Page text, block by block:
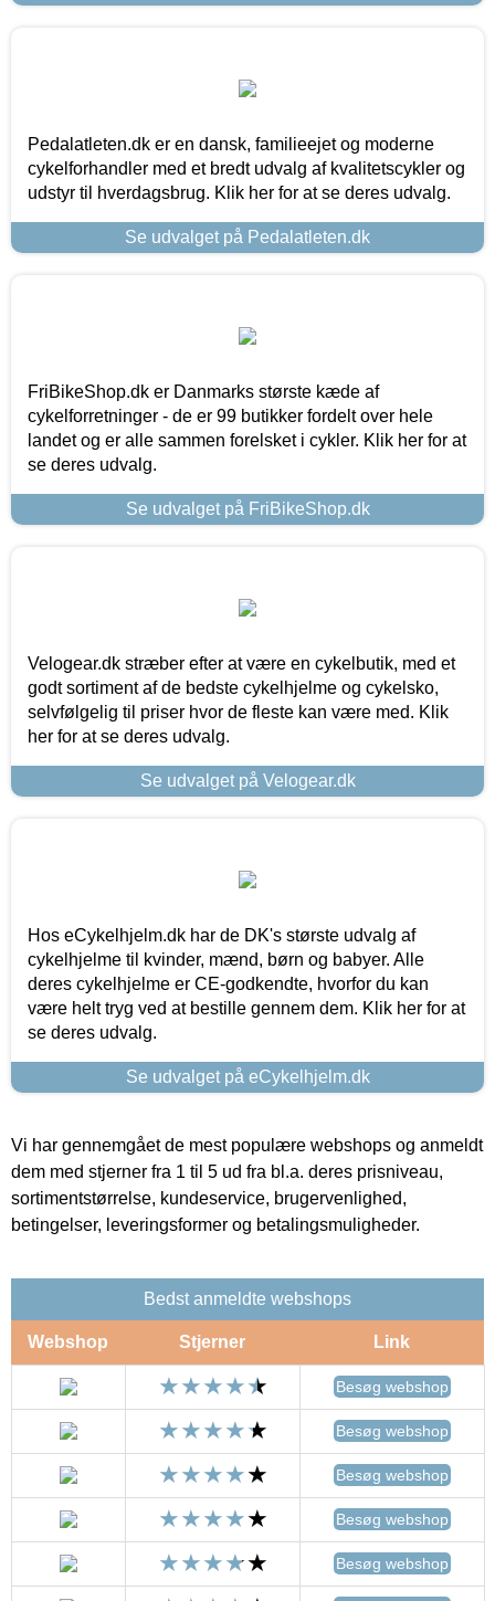
Pedalatleten.dk er en dansk, familieejet og moderne
cykelforhandler med et bredt udvalg af kvalitetscykler og
udstyr til hverdagsbrug. Klik her for at se deres udvalg.
Se udvalget på Pedalatleten.dk
FriBikeShop.dk er Danmarks største kæde af
cykelforretninger - de er 99 butikker fordelt over hele
landet og er alle sammen forelsket i cykler. Klik her for at
se deres udvalg.
Se udvalget på FriBikeShop.dk
Velogear.dk stræber efter at være en cykelbutik, med et
godt sortiment af de bedste cykelhjelme og cykelsko,
selvfølgelig til priser hvor de fleste kan være med. Klik
her for at se deres udvalg.
Se udvalget på Velogear.dk
Hos eCykelhjelm.dk har de DK's største udvalg af
cykelhjelme til kvinder, mænd, børn og babyer. Alle
deres cykelhjelme er CE-godkendte, hvorfor du kan
være helt tryg ved at bestille gennem dem. Klik her for at
se deres udvalg.
Se udvalget på eCykelhjelm.dk
Vi har gennemgået de mest populære webshops og anmeldt
dem med stjerner fra 1 til 5 ud fra bl.a. deres prisniveau,
sortimentstørrelse, kundeservice, brugervenlighed,
betingelser, leveringsformer og betalingsmuligheder.
Bedst anmeldte webshops
Webshop Stjerner Link
Besøg webshop
Besøg webshop
Besøg webshop
Besøg webshop
Besøg webshop